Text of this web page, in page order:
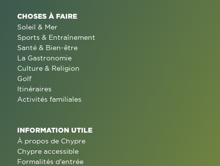
CHOSES À FAIRE
Soleil & Mer
Sports & Entraînement
Santé & Bien-être
La Gastronomie
Culture & Religion
Golf
Itinéraires
Activités familiales
INFORMATION UTILE
À propos de Chypre
Chypre accessible
Formalités d'entrée